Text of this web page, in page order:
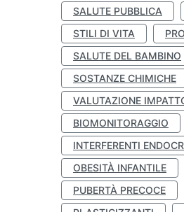
SALUTE PUBBLICA
STILI DI VITA
SALUTE DEL BAMBINO
SOSTANZE CHIMICHE
VALUTAZIONE
BIOMONITORAGGIO
INTERFERENTI
OBESITÀ INFANTILE
PUBERTÀ PRECOCE